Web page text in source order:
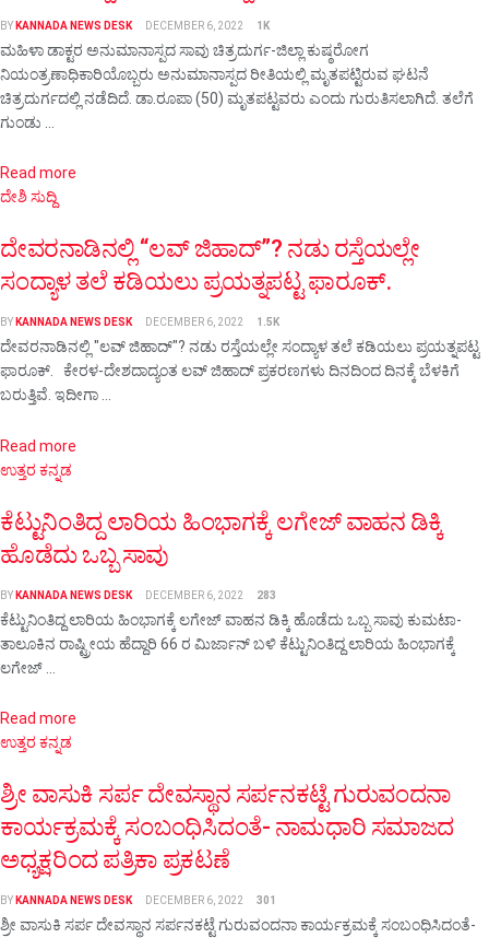
BY KANNADA NEWS DESK DECEMBER 6, 2022 1K
ಮಹಿಳಾ ಡಾಕ್ಟರ ಅನುಮಾನಾಸ್ಪದ ಸಾವು ಚಿತ್ರದುರ್ಗ-ಜಿಲ್ಲಾ ಕುಷ್ಠರೋಗ
ನಿಯಂತ್ರಣಾಧಿಕಾರಿಯೊಬ್ಬರು ಅನುಮಾನಾಸ್ಪದ ರೀತಿಯಲ್ಲಿ ಮೃತಪಟ್ಟಿರುವ ಘಟನೆ
ಚಿತ್ರದುರ್ಗದಲ್ಲಿ ನಡೆದಿದೆ. ಡಾ.ರೂಪಾ (50) ಮೃತಪಟ್ಟವರು ಎಂದು ಗುರುತಿಸಲಾಗಿದೆ. ತಲೆಗೆ
ಗುಂಡು ...
Read more
ದೇಶಿ ಸುದ್ದಿ
ದೇವರನಾಡಿನಲ್ಲಿ “ಲವ್‌ ಜಿಹಾದ್”? ನಡು ರಸ್ತೆಯಲ್ಲೇ
ಸಂದ್ಯಾಳ ತಲೆ ಕಡಿಯಲು ಪ್ರಯತ್ನಪಟ್ಟ ಫಾರೂಕ್.
BY KANNADA NEWS DESK DECEMBER 6, 2022 1.5K
ದೇವರನಾಡಿನಲ್ಲಿ "ಲವ್‌ ಜಿಹಾದ್"? ನಡು ರಸ್ತೆಯಲ್ಲೇ ಸಂದ್ಯಾಳ ತಲೆ ಕಡಿಯಲು ಪ್ರಯತ್ನಪಟ್ಟ
ಫಾರೂಕ್. ಕೇರಳ-ದೇಶದಾದ್ಯಂತ ಲವ್‌ ಜಿಹಾದ್‌ ಪ್ರಕರಣಗಳು ದಿನದಿಂದ ದಿನಕ್ಕೆ ಬೆಳಕಿಗೆ
ಬರುತ್ತಿವೆ. ಇದೀಗಾ ...
Read more
ಉತ್ತರ ಕನ್ನಡ
ಕೆಟ್ಟುನಿಂತಿದ್ದ ಲಾರಿಯ ಹಿಂಭಾಗಕ್ಕೆ ಲಗೇಜ್ ವಾಹನ ಡಿಕ್ಕಿ
ಹೊಡೆದು ಒಬ್ಬ ಸಾವು
BY KANNADA NEWS DESK DECEMBER 6, 2022 283
ಕೆಟ್ಟುನಿಂತಿದ್ದ ಲಾರಿಯ ಹಿಂಭಾಗಕ್ಕೆ ಲಗೇಜ್ ವಾಹನ ಡಿಕ್ಕಿ ಹೊಡೆದು ಒಬ್ಬ ಸಾವು ಕುಮಟಾ-
ತಾಲೂಕಿನ ರಾಷ್ಟ್ರೀಯ ಹೆದ್ದಾರಿ 66 ರ ಮಿರ್ಜಾನ್ ಬಳಿ ಕೆಟ್ಟುನಿಂತಿದ್ದ ಲಾರಿಯ ಹಿಂಭಾಗಕ್ಕೆ
ಲಗೇಜ್ ...
Read more
ಉತ್ತರ ಕನ್ನಡ
ಶ್ರೀ ವಾಸುಕಿ ಸರ್ಪ ದೇವಸ್ಥಾನ ಸರ್ಪನಕಟ್ಟೆ ಗುರುವಂದನಾ
ಕಾರ್ಯಕ್ರಮಕ್ಕೆ ಸಂಬಂಧಿಸಿದಂತೆ- ನಾಮಧಾರಿ ಸಮಾಜದ
ಅಧ್ಯಕ್ಷರಿಂದ ಪತ್ರಿಕಾ ಪ್ರಕಟಣೆ
BY KANNADA NEWS DESK DECEMBER 6, 2022 301
ಶ್ರೀ ವಾಸುಕಿ ಸರ್ಪ ದೇವಸ್ಥಾನ ಸರ್ಪನಕಟ್ಟೆ ಗುರುವಂದನಾ ಕಾರ್ಯಕ್ರಮಕ್ಕೆ ಸಂಬಂಧಿಸಿದಂತೆ-